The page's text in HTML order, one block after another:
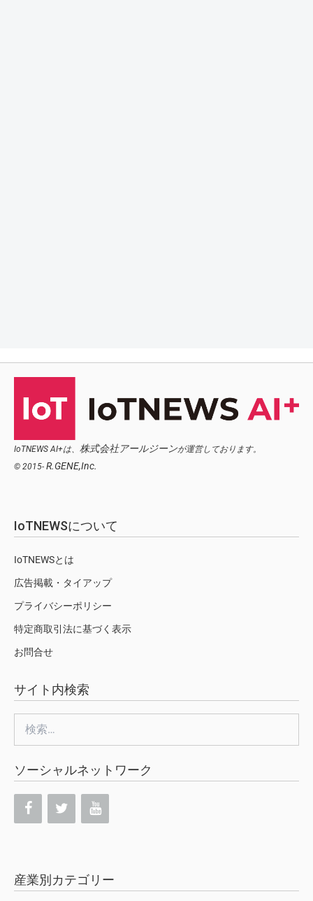
IoTNEWS AI+は、 株式会社アールジーンが運営しております。
© 2015- R.GENE,Inc.
IoTNEWSについて
IoTNEWSとは
広告掲載・タイアップ
プライバシーポリシー
特定商取引法に基づく表示
お問合せ
サイト内検索
索:
ソーシャルネットワーク
産業別カテゴリー